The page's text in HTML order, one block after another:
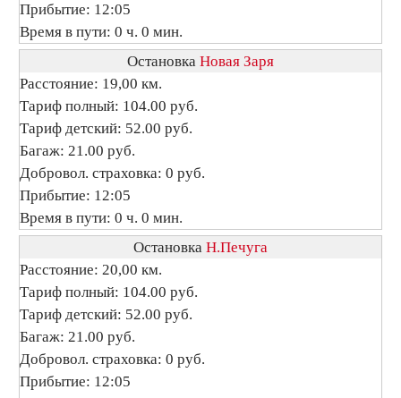
Прибытие: 12:05
Время в пути: 0 ч. 0 мин.
Остановка Новая Заря
Расстояние: 19,00 км.
Тариф полный: 104.00 руб.
Тариф детский: 52.00 руб.
Багаж: 21.00 руб.
Добровол. страховка: 0 руб.
Прибытие: 12:05
Время в пути: 0 ч. 0 мин.
Остановка Н.Печуга
Расстояние: 20,00 км.
Тариф полный: 104.00 руб.
Тариф детский: 52.00 руб.
Багаж: 21.00 руб.
Добровол. страховка: 0 руб.
Прибытие: 12:05